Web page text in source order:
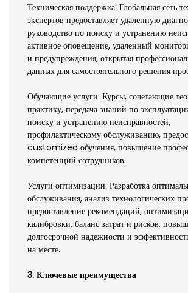
Техническая поддержка: Глобальная сеть
экспертов предоставляет удаленную
руководство по поиску и устранению
активное оповещение, удаленный
и предупреждения, открытая
данных для самостоятельного решения
Обучающие услуги: Курсы, сочетающие
практику, передача знаний по
поиску и устранению неисправностей,
профилактическому обслуживанию,
customized обучения, повышение
компетенций сотрудников.
Услуги оптимизации: Разработка
обслуживания, анализ технологических
предоставление рекомендаций,
калибровки, баланс затрат и рисков,
долгосрочной надежности и
на месте.
3. Ключевые преимущества